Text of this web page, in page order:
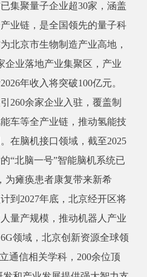
聚量子企业超30家，涵盖
业链，是全国领先的量子科
北京市生物制造产业高地，
企业落地产业集聚区，产业
年收入将突破100亿元。
260余家企业入驻，覆盖制
车等全产业链，推动氢能技
在脑机接口领域，截至2025
“北脑一号”智能脑机系统已
为瘫痪患者康复带来新希
到2027年底，北京经开区将
量产规模，推动机器人产业
领域，北京创新资源全球领
通信相关学科，200余位顶